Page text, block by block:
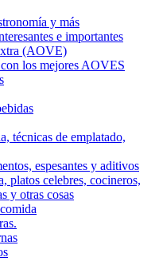
y más
e importantes
(AOVE)
los mejores AOVES
técnicas de emplatado,
espesantes y aditivos
platos celebres, cocineros,
y otras cosas